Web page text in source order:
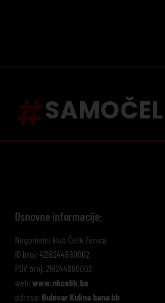
Osnovne informacije:
Nogometni klub Čelik Zenica
ID broj: 4218244880002
PDV broj: 218244880002
web: www.nkcelik.ba
adresa: Bulevar Kulina bana bb